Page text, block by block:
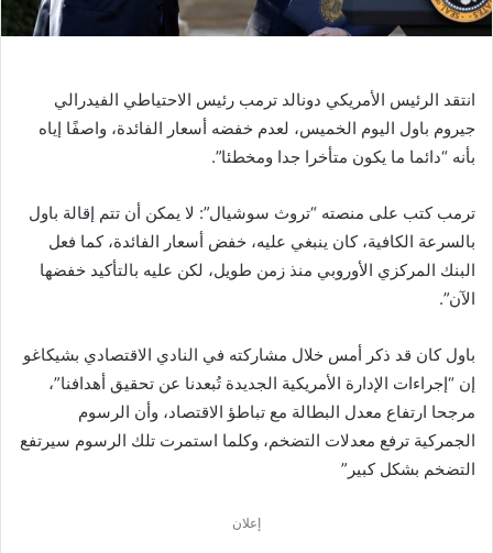
ت
ن
ي
ا
انتقد الرئيس الأمريكي دونالد ترمب رئيس الاحتياطي الفيدرالي
جيروم باول اليوم الخميس، لعدم خفضه أسعار الفائدة، واصفًا إياه
بأنه “دائما ما يكون متأخرا جدا ومخطئا”.
ترمب كتب على منصته “تروث سوشيال”: لا يمكن أن تتم إقالة باول
بالسرعة الكافية، كان ينبغي عليه، خفض أسعار الفائدة، كما فعل
البنك المركزي الأوروبي منذ زمن طويل، لكن عليه بالتأكيد خفضها
الآن”.
باول كان قد ذكر أمس خلال مشاركته في النادي الاقتصادي بشيكاغو
إن “إجراءات الإدارة الأمريكية الجديدة تُبعدنا عن تحقيق أهدافنا”،
مرجحا ارتفاع معدل البطالة مع تباطؤ الاقتصاد، وأن الرسوم
الجمركية ترفع معدلات التضخم، وكلما استمرت تلك الرسوم سيرتفع
التضخم بشكل كبير”
إعلان